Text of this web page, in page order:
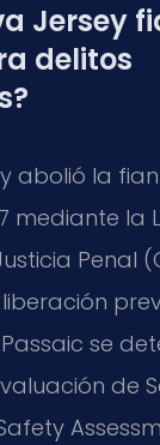
Jersey
delitos
abolió la
mediante la
Penal (
liberación
se
de